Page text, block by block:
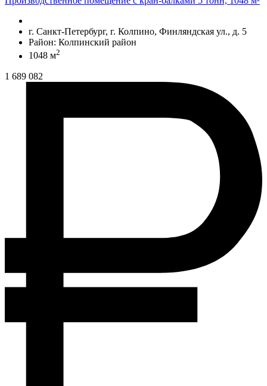
г. Санкт-Петербург, г. Колпино, Финляндская ул., д. 5
Район: Колпинский район
1048 м2
1 689 082